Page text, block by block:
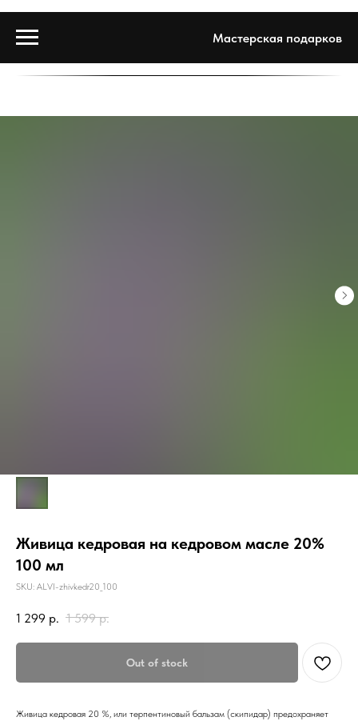
Мастерская подарков
Живица кедровая на кедровом масле 20%
100 мл
SKU: ALVI-zhivkedr20_100
1 299 р. 1 599 р.
Out of stock
Живица кедровая 20 %, или терпентиновый бальзам (скипидар) предохраняет